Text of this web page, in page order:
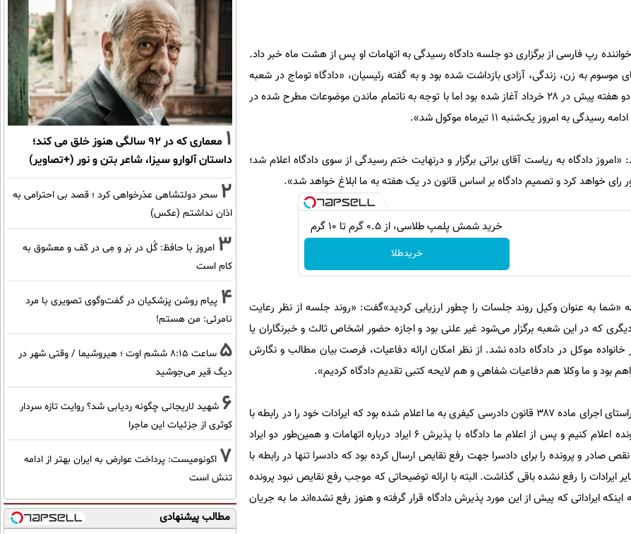
رپ فارسی از برگزاری دو جلسه دادگاه رسیدگی به اتهامات او پس از هشت ماه خبر داد.
به زن، زندگی، آزادی بازداشت شده بود و به گفته رئیسیان، «دادگاه توماج در شعبه
اول دادگاه انقلاب اسلامی اصفهان دو هفته پیش در ۲۸ خرداد آغاز شده بود اما با توجه به ناتمام ماندن موضوعات مطرح شده در
به امروز یک‌شنبه ۱۱ تیرماه موکول شد».
دادگاه به ریاست آقای براتی برگزار و درنهایت ختم رسیدگی از سوی دادگاه اعلام شد؛
رای خواهد کرد و تصمیم دادگاه بر اساس قانون در یک هفته به ما ابلاغ خواهد شد».
خرید شمش پلمپ طلاسی، از ۰.۵ گرم تا ۱۰ گرم
خریدطلا
به عنوان وکیل روند جلسات را چطور ارزیابی کردید»گفت: «روند جلسه از نظر رعایت
که در این شعبه برگزار می‌شود غیر علنی بود و اجازه حضور اشخاص ثالث و خبرنگاران یا
موکل در دادگاه داده نشد. از نظر امکان ارائه دفاعیات، فرصت بیان مطالب و نگارش
بود و ما وکلا هم دفاعیات شفاهی و هم لایحه کتبی تقدیم دادگاه کردیم».
او ادامه می‌دهد: «پیش از این در راستای اجرای ماده ۳۸۷ قانون دادرسی کیفری به ما اعلام شده بود که ایرادات خود را در رابطه با
روند تحقیقات دادسرا و نقایص پرونده اعلام کنیم و پس از اعلام ما دادگاه با پذیرش ۶ ایراد درباره اتهامات و همین‌طور دو ایراد
صادر و پرونده را برای دادسرا جهت رفع نقایص ارسال کرده بود که دادسرا تنها در رابطه با
ایرادات را رفع نشده باقی گذاشت. البته با ارائه توضیحاتی که موجب رفع نقایص نبود پرونده
اینکه ایراداتی که پیش از این مورد پذیرش دادگاه قرار گرفته و هنوز رفع نشده‌اند ما به جریان
1
معماری که در 92 سالگی هنوز خلق می کند؛
داستان آلوارو سیزا، شاعر بتن و نور (+تصاویر)
2 سحر دولتشاهی عذرخواهی کرد ؛ قصد بی احترامی به
اذان نداشتم (عکس)
3 امروز با حافظ: گُل در بَر و مِی در کَف و معشوق به
کام است
4 پیام روشن پزشکیان در گفت‌و‌گوی تصویری با مرد
نامرئی: من هستم!
5
ساعت ۸:۱۵ ششم اوت ؛ هیروشیما / وقتی شهر در
دیگ قیر می‌جوشید
6 شهید لاریجانی چگونه ردیابی شد؟ روایت تازه سردار
کوثری از جزئیات این ماجرا
7 اکونومیست: پرداخت عوارض به ایران بهتر از ادامه
تنش است
مطالب پیشنهادی